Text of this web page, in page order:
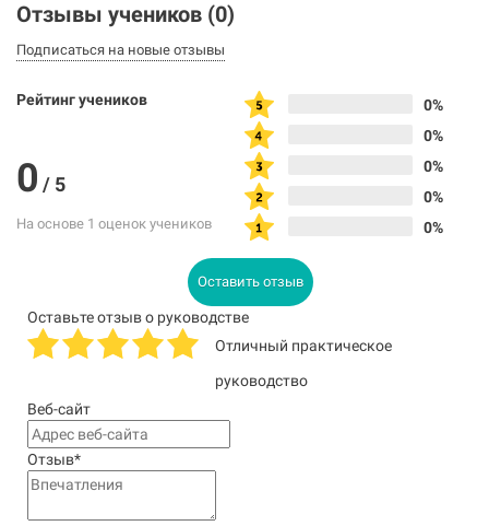
Отзывы учеников (0)
Подписаться на новые отзывы
Рейтинг учеников
0 / 5
На основе 1 оценок учеников
0%
0%
0%
0%
0%
Оставить отзыв
Оставьте отзыв о руководстве
Отличный практическое
руководство
Веб-сайт
Отзыв*